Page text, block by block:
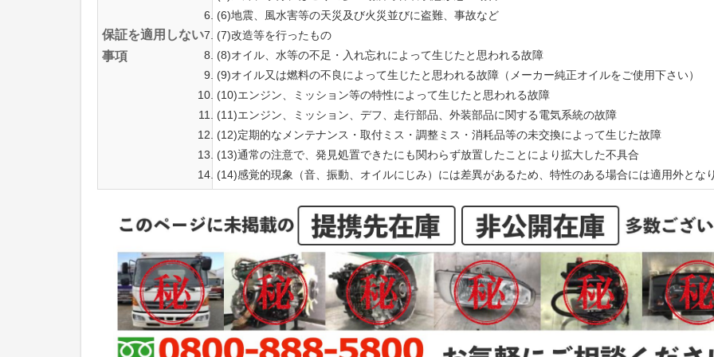
保証を適用しない
事項
(6)地震、風水害等の天災及び火災並びに盗難、事故など
(7)改造等を行ったもの
(8)オイル、水等の不足・入れ忘れによって生じたと思われる故障
(9)オイル又は燃料の不良によって生じたと思われる故障（メーカー純正オイルをご使用下さい）
(10)エンジン、ミッション等の特性によって生じたと思われる故障
(11)エンジン、ミッション、デフ、走行部品、外装部品に関する電気系統の故障
(12)定期的なメンテナンス・取付ミス・調整ミス・消耗品等の未交換によって生じた故障
(13)通常の注意で、発見処置できたにも関わらず放置したことにより拡大した不具合
(14)感覚的現象（音、振動、オイルにじみ）には差異があるため、特性のある場合には適用外とな